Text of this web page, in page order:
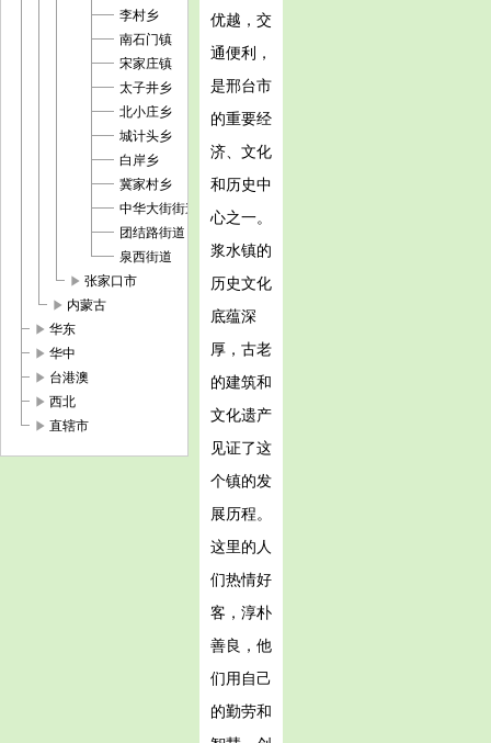
李村乡
南石门镇
宋家庄镇
太子井乡
北小庄乡
城计头乡
白岸乡
冀家村乡
中华大街街道
团结路街道
泉西街道
play_arrow 张家口市
play_arrow 内蒙古
play_arrow 华东
play_arrow 华中
play_arrow 台港澳
play_arrow 西北
play_arrow 直辖市
优越，交
通便利，
是邢台市
的重要经
济、文化
和历史中
心之一。
浆水镇的
历史文化
底蕴深
厚，古老
的建筑和
文化遗产
见证了这
个镇的发
展历程。
这里的人
们热情好
客，淳朴
善良，他
们用自己
的勤劳和